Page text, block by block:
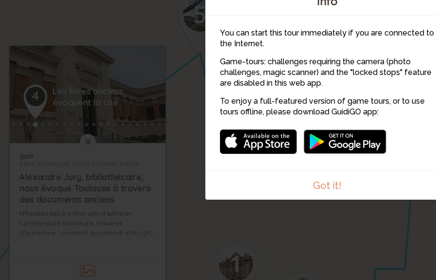
You can start this tour immediately if you are connected to
the Internet.
Game-tours: challenges requiring the camera (photo
challenges, magic scanner) and the "locked stops" feature
are disabled in this web app.
To enjoy a full-featured version of game tours, or to use
tours offline, please download GuidiGO app:
Got it!
5
4
1
4
Les livres anciens
évoquent la cité
351m
Alexandre Jury, bibliothécaire,
nous évoque Toulouse à travers
des documents anciens.
N'hésitez pas à entrer afin d'admirer
l'architecture intérieure. Horaires
d'ouverture : du mardi au samedi: 10h-19h.